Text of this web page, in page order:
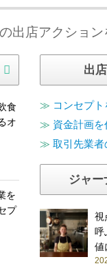
出店アクショ
食
オ
を
プ
出
コンセプ
資金計画
取引先業
ジャー
視
呼
値